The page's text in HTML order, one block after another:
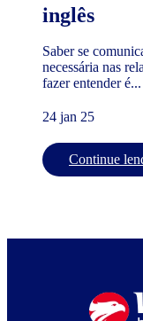
inglês
Saber se
necessária nas
fazer entender é...
24 jan 25
Continue